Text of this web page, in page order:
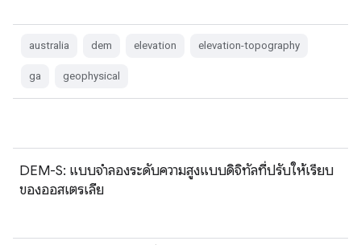
australia dem elevation elevation-topography
ga geophysical
DEM-S: แบบจำลองระดับความสูงแบบดิจิทัลที่ปรับให้เรียบ
ของออสเตรเลีย